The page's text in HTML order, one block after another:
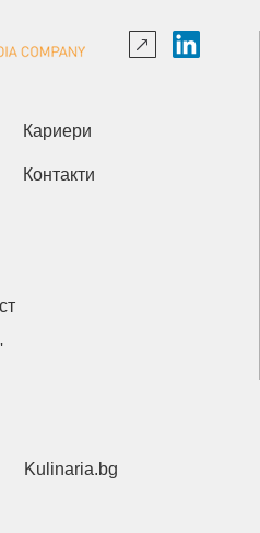
Кариери
Контакти
Kulinaria.bg